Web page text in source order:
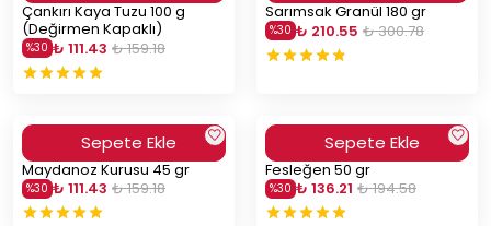
Çankırı Kaya Tuzu 100 g
(Değirmen Kapaklı)
%30 ₺ 111.43 ₺ 159.18
Sarımsak Granül 180 gr
%30 ₺ 210.55 ₺ 300.78
Sepete Ekle
Maydanoz Kurusu 45 gr
%30 ₺ 111.43 ₺ 159.18
Sepete Ekle
Fesleğen 50 gr
%30 ₺ 136.21 ₺ 194.58